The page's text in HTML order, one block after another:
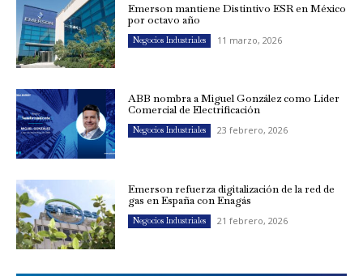
Emerson mantiene Distintivo ESR en México
por octavo año
Negocios Industriales 11 marzo, 2026
ABB nombra a Miguel González como Líder
Comercial de Electrificación
Negocios Industriales 23 febrero, 2026
Emerson refuerza digitalización de la red de
gas en España con Enagás
Negocios Industriales 21 febrero, 2026